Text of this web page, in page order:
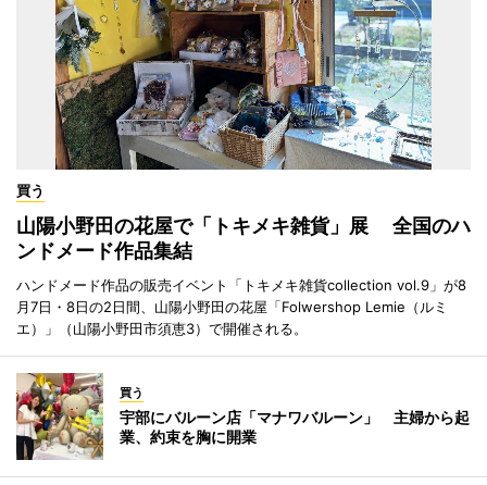
買う
山陽小野田の花屋で「トキメキ雑貨」展 全国のハ
ンドメード作品集結
ハンドメード作品の販売イベント「トキメキ雑貨collection vol.9」が8
月7日・8日の2日間、山陽小野田の花屋「Folwershop Lemie（ルミ
エ）」（山陽小野田市須恵3）で開催される。
買う
宇部にバルーン店「マナワバルーン」 主婦から起
業、約束を胸に開業